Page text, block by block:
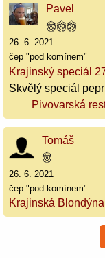
Pavel
26. 6. 2021
čep "pod komínem"
Krajinský speciál
Skvělý speciál
Pivovarská
Tomáš
26. 6. 2021
čep "pod komínem"
Krajinská Blondýna